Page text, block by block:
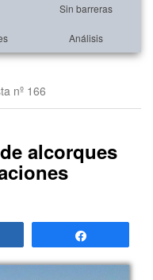
Sin barreras
Análisis
nº 166
alcorques